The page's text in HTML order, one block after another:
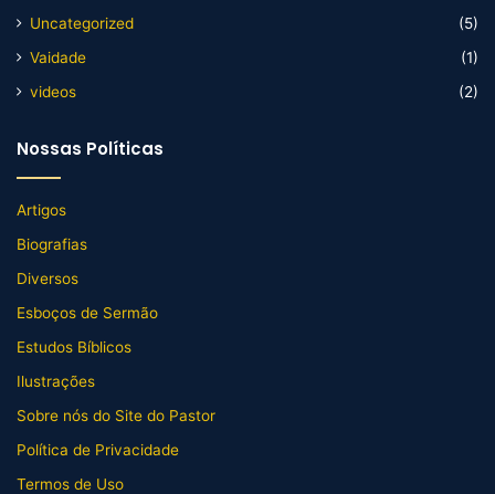
Uncategorized
(5)
Vaidade
(1)
videos
(2)
Nossas Políticas
Artigos
Biografias
Diversos
Esboços de Sermão
Estudos Bíblicos
Ilustrações
Sobre nós do Site do Pastor
Política de Privacidade
Termos de Uso